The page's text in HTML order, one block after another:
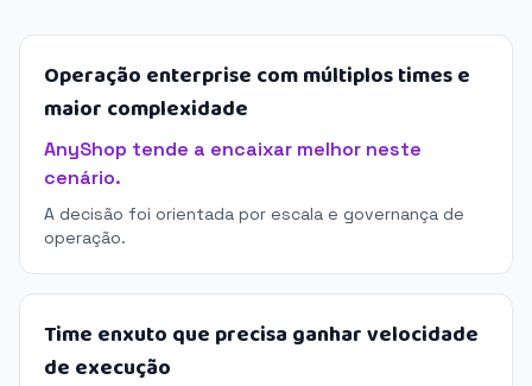
Operação enterprise com múltiplos times e
maior complexidade
AnyShop tende a encaixar melhor neste
cenário.
A decisão foi orientada por escala e governança de
operação.
Time enxuto que precisa ganhar velocidade
de execução